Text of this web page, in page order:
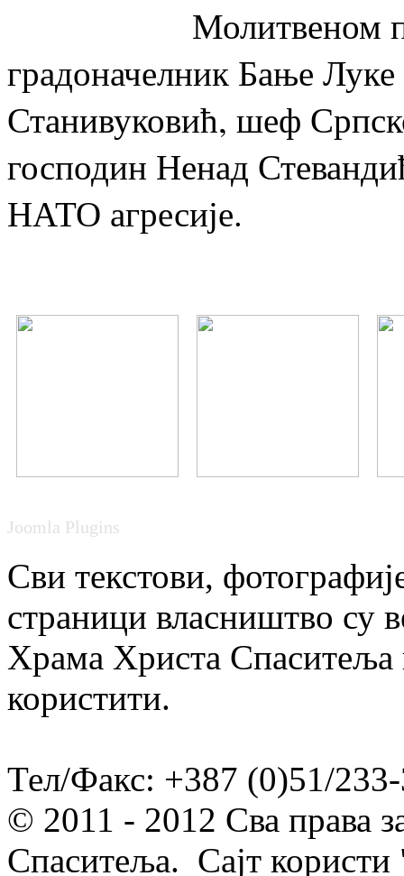
Молитвеном
градоначелник Бање
Станивуковић, шеф
господин Ненад
НАТО агресије.
Joomla Plugins
Сви текстови,
страници власништво су
Храма Христа Спаситеља
користити.
Тел/Факс: +387 (0)51/
© 2011 - 2012 Сва права
Спаситеља. Сајт